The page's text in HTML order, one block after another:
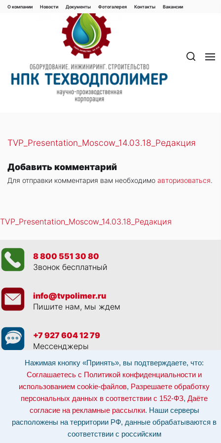
Нажимая кнопку «Принять», вы подтверждаете, что:
Соглашаетесь с Политикой конфиденциальности и
использованием cookie-файлов, Разрешаете обработку
персональных данных в соответствии с 152-ФЗ, Даёте
согласие на рекламные рассылки. Наши серверы
расположены на территории РФ, данные обрабатываются в
соответствии с российским
Перейти
TVP_Presentation_Moscow_14.03.18_Редакция
Добавить комментарий
Для отправки комментария вам необходимо авторизоваться.
О компании Новости Документы Фотогалерея Контaкты Вакaнсии
TVP_Presentation_Moscow_14.03.18_Редакция
8 800 551 30 80
Звонок бесплатный
info@tvpolimer.ru
Пишите нам, мы ждем
+7 927 604 12 79
Мессенджеры
Просматривая данный веб сайт, и обращаясь к нам, вы:Соглашаетесь с
Политикой конфиденциальности и использованием cookie-файлов ,
Разрешаете обработку персональных данных в соответствии с 152-ФЗ,
Отозвать согласие на обработку персональных данных: по эл-почте:
info@tvpolimer.ru| по телефону8 800 551 30 80
Наши серверы расположены на территории РФ, данные обрабатываются в
соответствии с российским законодательством.Информация о сервере и